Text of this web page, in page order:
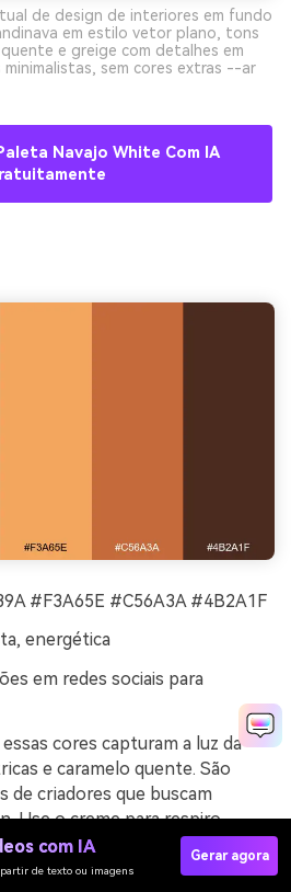
de design de interiores em fundo
em estilo vetor plano, tons
e greige com detalhes em
sem cores extras --ar
Navajo White Com IA
#F3A65E #C56A3A #4B2A1F
energética
em redes sociais para
cores capturam a luz da
e caramelo quente. São
de criadores que buscam
Use o creme para respiro,
para blocos de destaque e
o marrom escuro para
com IA
de texto ou imagens
Gerar agora